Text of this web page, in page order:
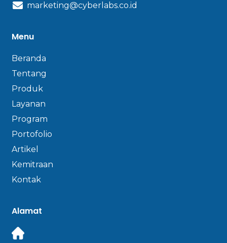
marketing@cyberlabs.co.id
Menu
Beranda
Tentang
Produk
Layanan
Program
Portofolio
Artikel
Kemitraan
Kontak
Alamat